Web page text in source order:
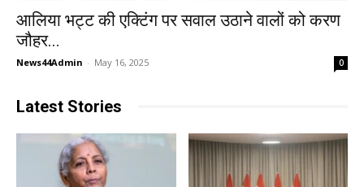
आलिया भट्ट की एक्टिंग पर सवाल उठाने वालों को करण
जौहर...
News44Admin - May 16, 2025 0
Latest Stories